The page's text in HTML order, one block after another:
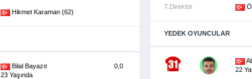
Hikmet Karaman (62)
Bilal Bayazıt
23 Yaşında
0,0
T.Direktör
YEDEK OYUNCULAR
22